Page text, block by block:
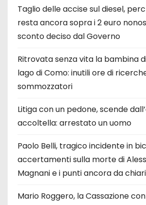
Taglio delle accise sul diesel,
resta ancora sopra i 2 euro
sconto deciso dal Governo
Ritrovata senza vita la bambina
lago di Como: inutili ore di
sommozzatori
Litiga con un pedone, scende
accoltella: arrestato un uomo
Paolo Belli, tragico incidente in
accertamenti sulla morte di
Magnani e i punti ancora da
Mario Roggero, la Cassazione